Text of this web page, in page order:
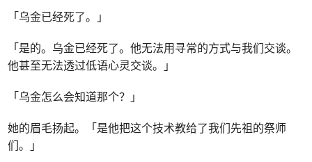
「乌金已经死了。」
「是的。乌金已经死了。他无法用寻常的方式与我们交谈。
他甚至无法透过低语心灵交谈。」
「乌金怎么会知道那个？」
她的眉毛扬起。「是他把这个技术教给了我们先祖的祭师
们。」